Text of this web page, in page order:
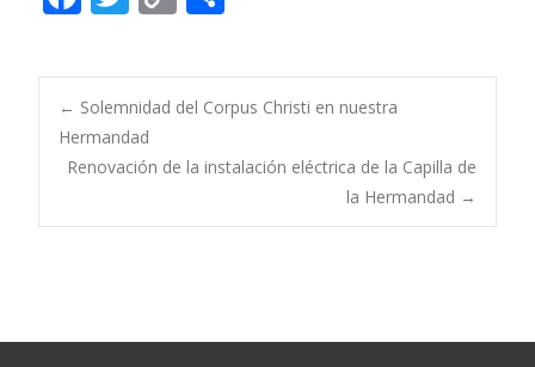
e
b
o
o
k
itt
er
p
y
Li
n
k
m
p
ar
ti
r
Post
← Solemnidad del Corpus Christi en nuestra
Hermandad
Renovación de la instalación eléctrica de la Capilla de
la Hermandad →